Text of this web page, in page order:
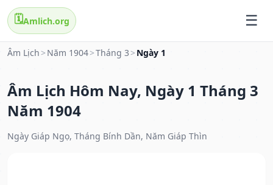
🗓️Amlich.org
Âm Lịch > Năm 1904>Tháng 3 > Ngày 1
Âm Lịch Hôm Nay, Ngày 1 Tháng 3
Năm 1904
Ngày Giáp Ngọ, Tháng Bính Dần, Năm Giáp Thìn